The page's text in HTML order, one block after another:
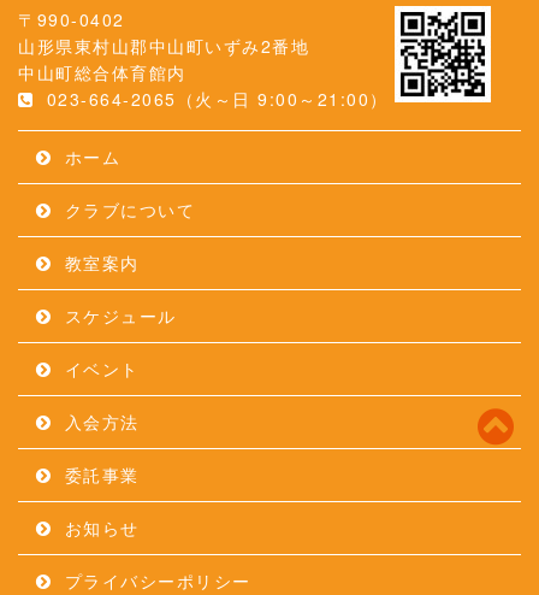
〒990-0402
山形県東村山郡中山町いずみ2番地
中山町総合体育館内
023-664-2065（火～日 9:00～21:00）
ホーム
クラブについて
教室案内
スケジュール
イベント
入会方法
委託事業
お知らせ
プライバシーポリシー